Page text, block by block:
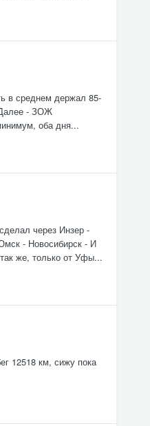
в среднем держал 85-
Далее - ЗОЖ
оба дня...
через Инзер -
- Новосибирск - И
же, только от Уфы...
12518 км, сижу пока